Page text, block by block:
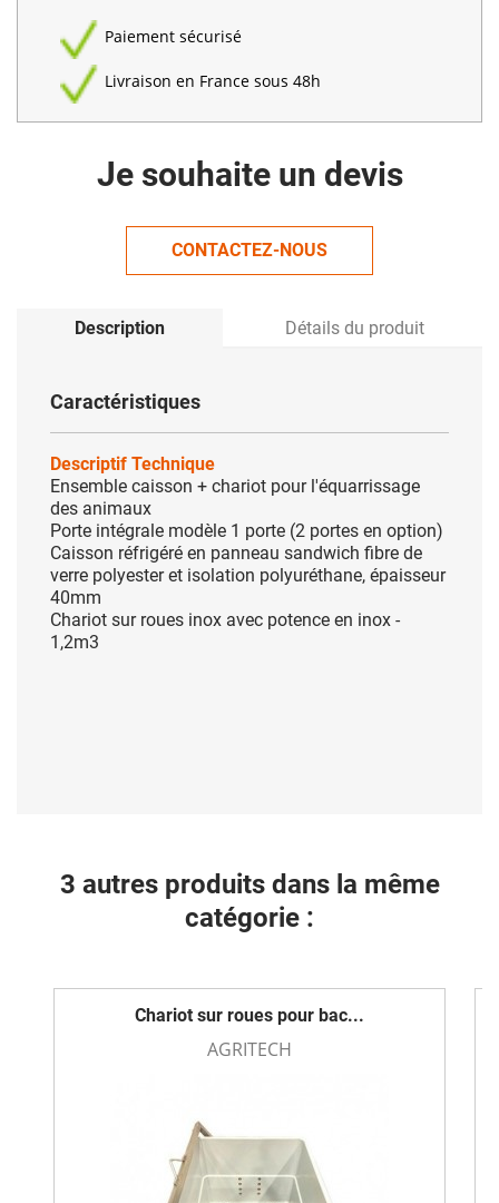
Paiement sécurisé
Livraison en France sous 48h
Je souhaite un devis
CONTACTEZ-NOUS
Description Détails du produit
Caractéristiques
Descriptif Technique
Ensemble caisson + chariot pour l'équarrissage
des animaux
Porte intégrale modèle 1 porte (2 portes en option)
Caisson réfrigéré en panneau sandwich fibre de
verre polyester et isolation polyuréthane, épaisseur
40mm
Chariot sur roues inox avec potence en inox -
1,2m3
3 autres produits dans la même
catégorie :
Chariot sur roues pour bac...
AGRITECH